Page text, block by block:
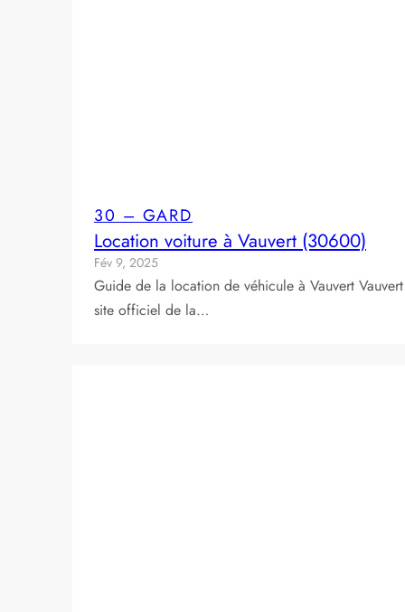
30 – GARD
Location voiture à Vauvert (30600)
Fév 9, 2025
Guide de la location de véhicule à Vauvert
site officiel de la…